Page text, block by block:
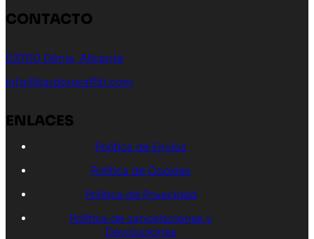
CONTACTO
03700 Dénia, Alicante
info@tardorgraffiti.com
ENLACES
Política de Envíos
Política de Cookies
Política de Privacidad
Política de cancelaciones y
Devoluciones